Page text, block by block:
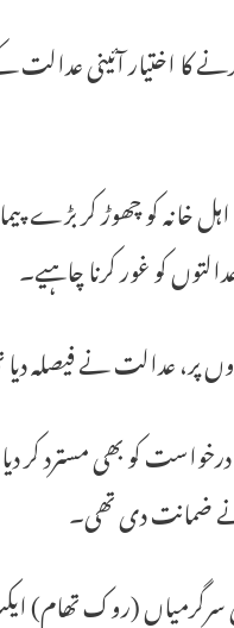
کرنے کا اختیار
خانہ کو چھوڑ کر بڑے
کو غور کرنا چاہیے۔
پر، عدالت نے
کو بھی مسترد کر دیا
نے ضمانت دی تھی۔
سرگرمیاں (روک